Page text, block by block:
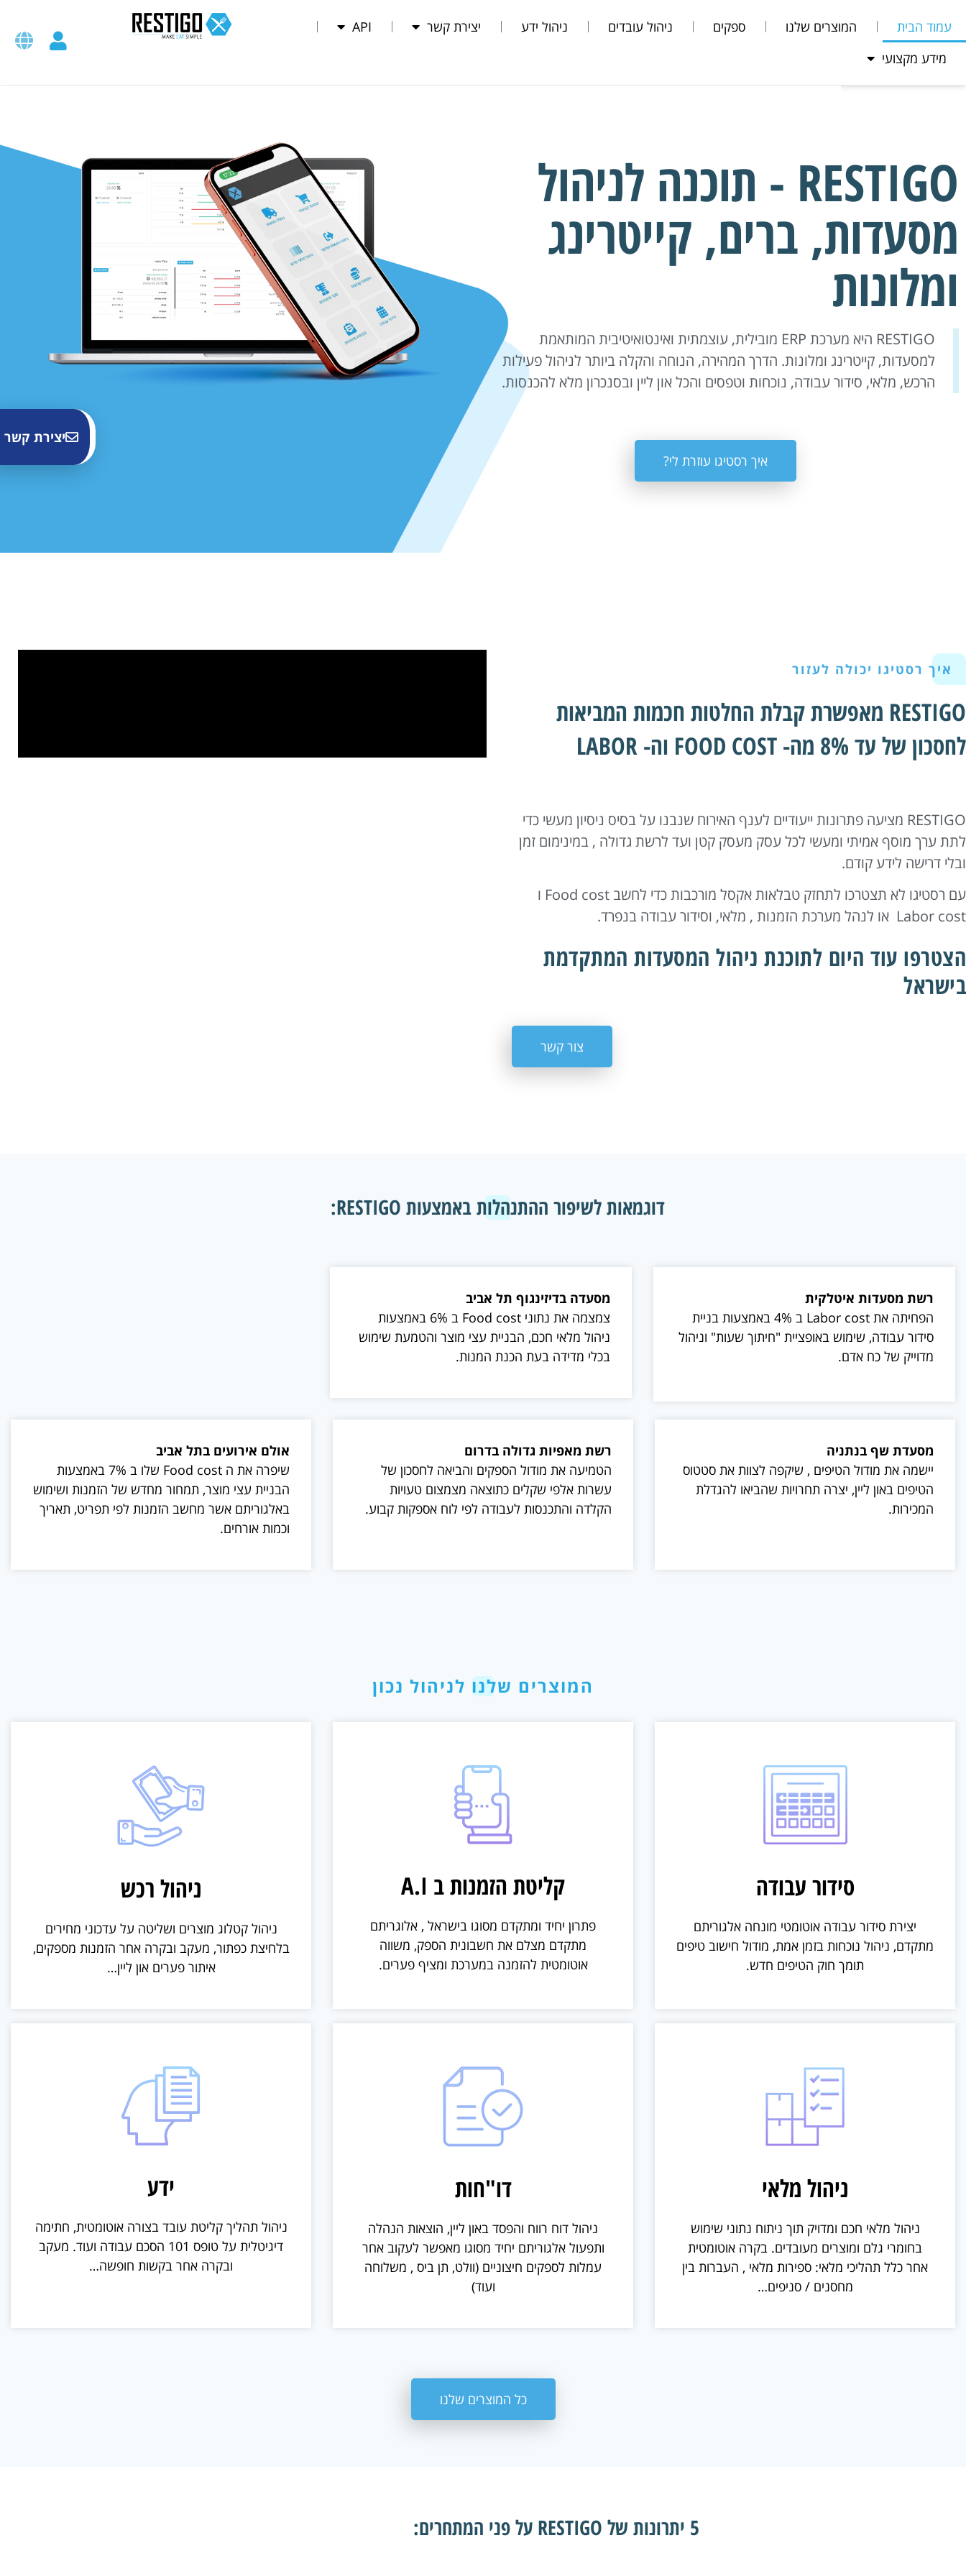
עמוד הבית המוצרים שלנו ספקים ניהול עובדים ניהול ידע יצירת קשר
API
מידע מקצועי
RESTIGO - תוכנה לניהול
מסעדות, ברים, קייטרינג
ומלונות
RESTIGO היא מערכת ERP מובילית, עוצמתית ואינטואיטיבית המותאמת
למסעדות, קייטרינג ומלונות. הדרך המהירה, הנוחה והקלה ביותר לניהול פעילות
הרכש, מלאי, סידור עבודה, נוכחות וטפסים והכל און ליין ובסנכרון מלא להכנסות.
איך רסטיגו עוזרת לי?
יצירת קשר
איך רסטיגו יכולה לעזור
RESTIGO מאפשרת קבלת החלטות חכמות המביאות
לחסכון של עד 8% מה- FOOD COST וה- LABOR
RESTIGO מציעה פתרונות ייעודיים לענף האירוח שנבנו על בסיס ניסיון מעשי כדי
לתת ערך מוסף אמיתי ומעשי לכל עסק מעסק קטן ועד לרשת גדולה , במינימום זמן
ובלי דרישה לידע קודם.
עם רסטיגו לא תצטרכו לתחזק טבלאות אקסל מורכבות כדי לחשב Food cost ו
Labor cost או לנהל מערכת הזמנות , מלאי, וסידור עבודה בנפרד.
הצטרפו עוד היום לתוכנת ניהול המסעדות המתקדמת
בישראל
צור קשר
דוגמאות לשיפור ההתנהלות באמצעות RESTIGO:
רשת מסעדות איטלקית
הפחיתה את Labor cost ב 4% באמצעות בניית
סידור עבודה, שימוש באופציית "חיתוך שעות" וניהול
מדוייק של כח אדם.
מסעדה בדיזינגוף תל אביב
צמצמה את נתוני Food cost ב 6% באמצעות
ניהול מלאי חכם, הבניית עצי מוצר והטמעת שימוש
בכלי מדידה בעת הכנת המנות.
מסעדת שף בנתניה
יישמה את מודול הטיפים , שיקפה לצוות את סטטוס
הטיפים באון ליין, יצרה תחרויות שהביאו להגדלת
המכירות.
רשת מאפיות גדולה בדרום
הטמיעה את מודול הספקים והביאה לחסכון של
עשרות אלפי שקלים כתוצאה מצמצום טעויות
הקלדה והתכנסות לעבודה לפי לוח אספקות קבוע.
אולם אירועים בתל אביב
שיפרה את ה Food cost שלו ב 7% באמצעות
הבניית עצי מוצר, תמחור מחדש של הזמנות ושימוש
באלגוריתם אשר מחשב הזמנות לפי תפריט, תאריך
וכמות אורחים.
המוצרים שלנו לניהול נכון
סידור עבודה
יצירת סידור עבודה אוטומטי מונחה אלגוריתם
מתקדם, ניהול נוכחות בזמן אמת, מודול חישוב טיפים
תומך חוק הטיפים חדש.
קליטת הזמנות ב A.I
פתרון יחיד ומתקדם מסוגו בישראל , אלוגריתם
מתקדם מצלם את חשבונית הספק, משווה
אוטומטית להזמנה במערכת ומציף פערים.
ניהול רכש
ניהול קטלוג מוצרים ושליטה על עדכוני מחירים
בלחיצת כפתור, מעקב ובקרה אחר הזמנות מספקים,
איתור פערים און ליין…
ניהול מלאי
ניהול מלאי חכם ומדויק תוך ניתוח נתוני שימוש
בחומרי גלם ומוצרים מעובדים. בקרה אוטומטית
אחר כלל תהליכי מלאי: ספירות מלאי , העברות בין
מחסנים / סניפים…
דו"חות
ניהול דוח רווח והפסד באון ליין, הוצאות הנהלה
ותפעול אלגוריתם יחיד מסוגו מאפשר לעקוב אחר
עמלות לספקים חיצוניים (וולט, תן ביס , משלוחה
ועוד)
ידע
ניהול תהליך קליטת עובד בצורה אוטומטית, חתימה
דיגיטלית על טופס 101 הסכם עבודה ועוד. מעקב
ובקרה אחר בקשות חופשה…
כל המוצרים שלנו
5 יתרונות של RESTIGO על פני המתחרים: